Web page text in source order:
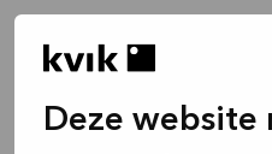
Deze website